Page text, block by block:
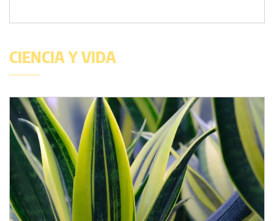
CIENCIA Y VIDA